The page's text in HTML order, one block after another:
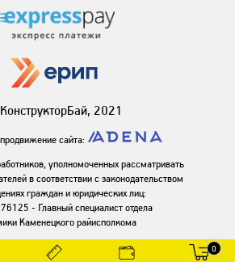
0
2021
сайта:
уполномоченных рассматривать
в соответствии с законодательством
граждан и юридических лиц:
- Главный специалист отдела
Каменецкого райисполкома